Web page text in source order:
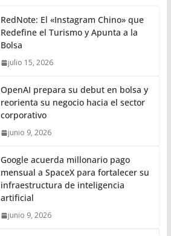
RedNote: El «Instagram Chino» que
Redefine el Turismo y Apunta a la
Bolsa
julio 15, 2026
OpenAI prepara su debut en bolsa y
reorienta su negocio hacia el sector
corporativo
junio 9, 2026
Google acuerda millonario pago
mensual a SpaceX para fortalecer su
infraestructura de inteligencia
artificial
junio 9, 2026